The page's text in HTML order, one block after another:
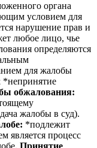
органа
условием для
нарушение прав и
любое лицо, чье
определяются
для жалобы
*непринятие
обжалования:
жалобы в суд).
*подлежит
является процесс